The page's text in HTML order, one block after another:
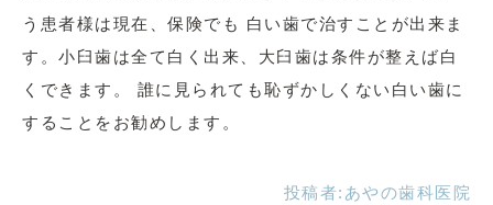
う患者様は現在、保険でも 白い歯で治すことが出来ま
す。小臼歯は全て白く出来、大臼歯は条件が整えば白
くできます。 誰に見られても恥ずかしくない白い歯に
することをお勧めします。
投稿者: あやの歯科医院